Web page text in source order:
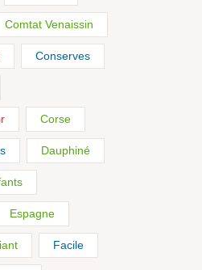
Comtat Venaissin
Conserves
Corse
Dauphiné
Espagne
Facile